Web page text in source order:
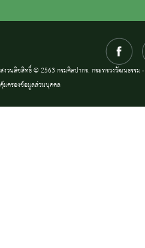
สงวนลิขสิทธิ์ © 2563 กรมศิลปากร. กระทรวงวัฒนธรรม -
คุ้มครองข้อมูลส่วนบุคคล